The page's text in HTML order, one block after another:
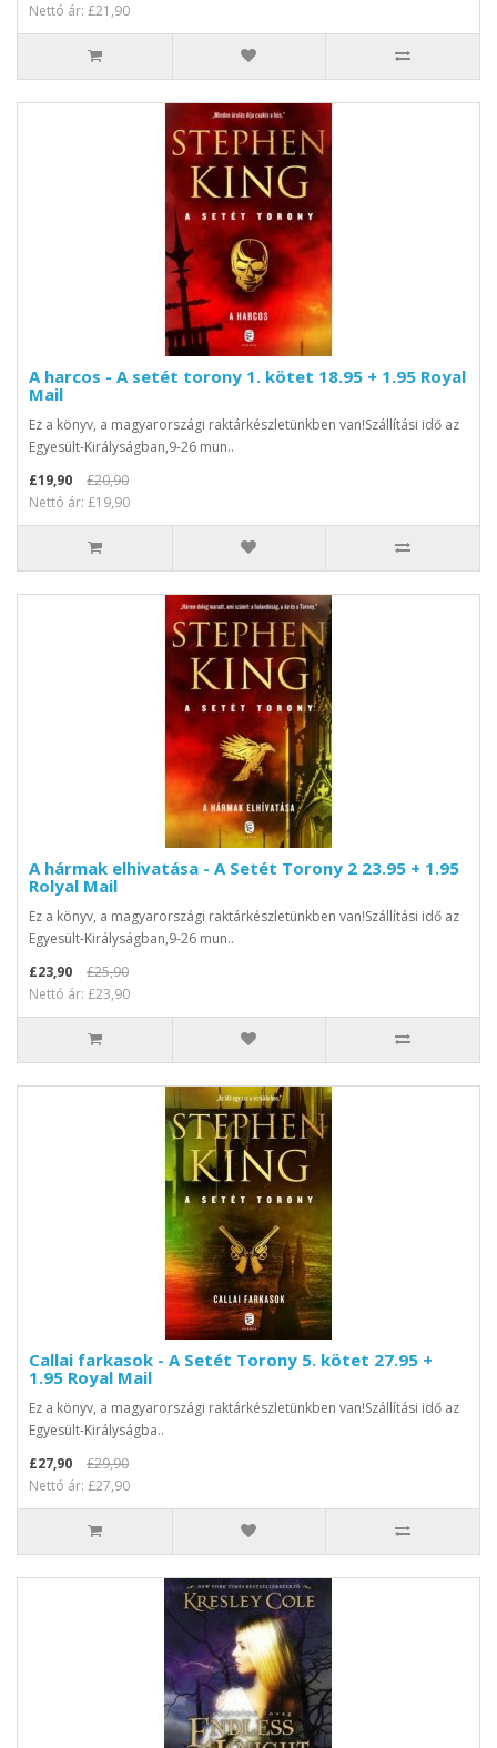
Nettó ár: £21,90
A harcos - A setét torony 1. kötet 18.95 + 1.95 Royal
Mail
Ez a könyv, a magyarországi raktárkészletünkben van!Szállítási idő az
Egyesült-Királyságban,9-26 mun..
£19,90
£20,90
Nettó ár: £19,90
A hármak elhivatása - A Setét Torony 2 23.95 + 1.95
Rolyal Mail
Ez a könyv, a magyarországi raktárkészletünkben van!Szállítási idő az
Egyesült-Királyságban,9-26 mun..
£23,90
£25,90
Nettó ár: £23,90
Callai farkasok - A Setét Torony 5. kötet 27.95 +
1.95 Royal Mail
Ez a könyv, a magyarországi raktárkészletünkben van!Szállítási idő az
Egyesült-Királyságba..
£27,90
£29,90
Nettó ár: £27,90